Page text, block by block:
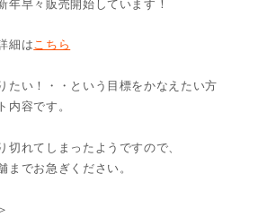
年早々販売開始しています！
細はこちら
たい！・・という目標をかなえたい方
内容です。
切れてしまったようですので、
までお急ぎください。